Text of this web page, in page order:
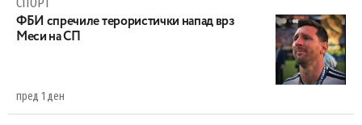
ФБИ спречиле терористички напад врз
Меси на СП
пред 1 ден